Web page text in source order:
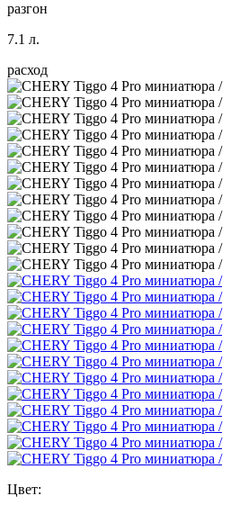
разгон
7.1 л.
расход
Цвет: